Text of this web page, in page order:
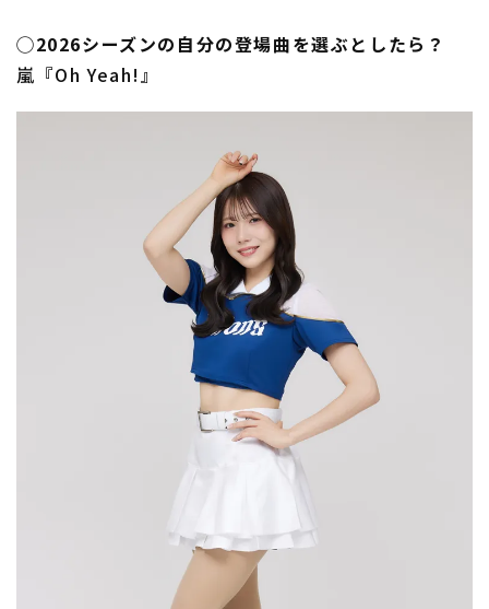
◯2026シーズンの自分の登場曲を選ぶとしたら？
嵐『Oh Yeah!』